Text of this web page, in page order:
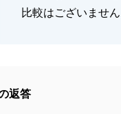
比較はございません
返答